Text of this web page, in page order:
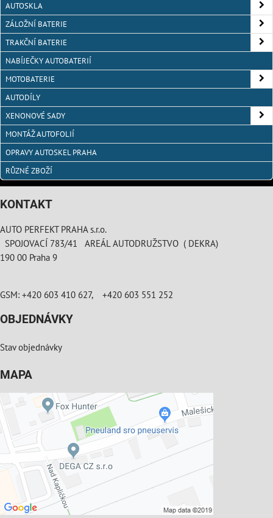
AUTOSKLA
ZÁLOŽNÍ BATERIE
TRAKČNÍ BATERIE
NABÍJEČKY AUTOBATERIÍ
MOTOBATERIE
AUTODÍLY
XENONOVÉ SADY
MONTÁŽ AUTOFOLIÍ
OPRAVY AUTOSKEL PRAHA
RŮZNÉ ZBOŽÍ
KONTAKT
AUTO PERFEKT PRAHA s.r.o.
SPOJOVACÍ 783/41 AREÁL AUTODRUŽSTVO ( DEKRA)
190 00 Praha 9
GSM: +420 603 410 627, +420 603 551 252
OBJEDNÁVKY
Stav objednávky
MAPA